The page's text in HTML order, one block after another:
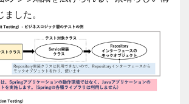
ました。